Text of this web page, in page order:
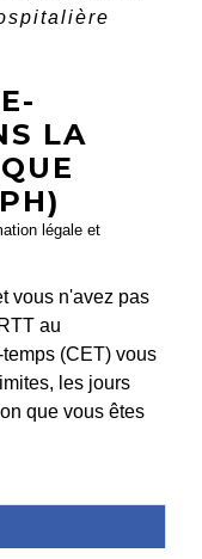
LA
légale et
vous n'avez pas
au
(CET) vous
les jours
que vous êtes